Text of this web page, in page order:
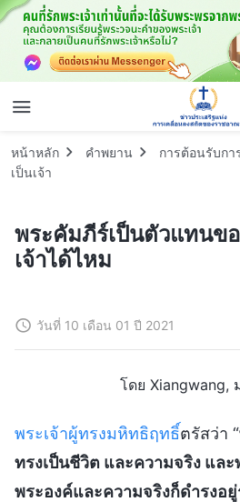
หน้าหลัก คำพยาน
การต้อนรับกา
เป็นเจ้า
พระคัมภีร์เป็นตัวแทนข
เจ้าได้ไหม
วันที่ 10 เดือน 01 ปี 2021
โดย Xiangwang,
พระเจ้าผู้ทรงมหิทธิฤทธิ์ตรัสว่า “
ทรงเป็นชีวิต และความจริง แล
พระองค์และความจริงก็ดำรงอ